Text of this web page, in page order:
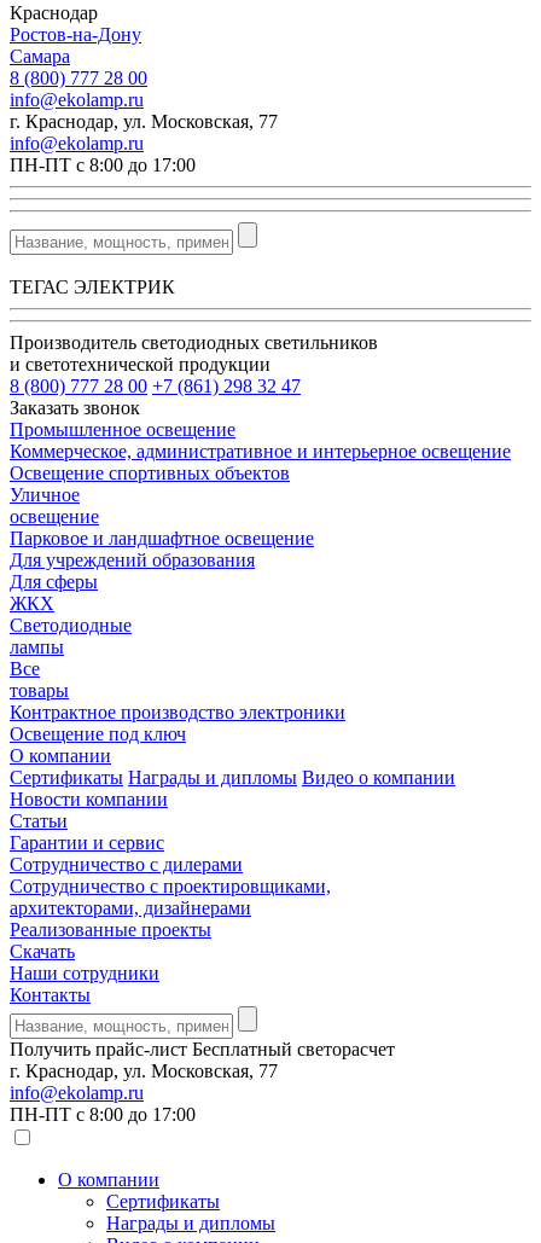
Краснодар
Ростов-на-Дону
Самара
8 (800) 777 28 00
info@ekolamp.ru
г. Краснодар, ул. Московская, 77
info@ekolamp.ru
ПН-ПТ с 8:00 до 17:00
ТЕГАС ЭЛЕКТРИК
Производитель светодиодных светильников
и светотехнической продукции
8 (800) 777 28 00 +7 (861) 298 32 47
Заказать звонок
Промышленное освещение
Коммерческое, административное и интерьерное освещение
Освещение спортивных объектов
Уличное
освещение
Парковое и ландшафтное освещение
Для учреждений образования
Для сферы
ЖКХ
Светодиодные
лампы
Все
товары
Контрактное производство электроники
Освещение под ключ
О компании
Сертификаты Награды и дипломы Видео о компании
Новости компании
Статьи
Гарантии и сервис
Сотрудничество с дилерами
Сотрудничество с проектировщиками,
архитекторами, дизайнерами
Реализованные проекты
Скачать
Наши сотрудники
Контакты
Получить прайс-лист Бесплатный светорасчет
г. Краснодар, ул. Московская, 77
info@ekolamp.ru
ПН-ПТ с 8:00 до 17:00
О компании
Сертификаты
Награды и дипломы